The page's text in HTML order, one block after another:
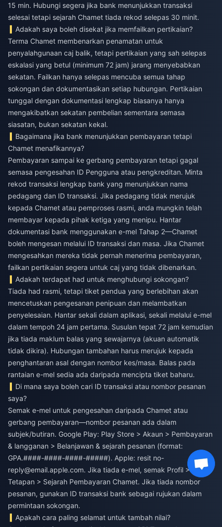
15 min. Hubungi segera jika bank menunjukkan transaksi
selesai tetapi sejarah Chamet tiada rekod selepas 30 minit.
Adakah saya boleh disekat jika memfailkan pertikaian?
Terma Chamet membenarkan penamatan untuk
penyalahgunaan caj balik, tetapi pertikaian yang sah selepas
eskalasi yang betul (minimum 72 jam) jarang menyebabkan
sekatan. Failkan hanya selepas mencuba semua tahap
sokongan dan dokumentasikan setiap hubungan. Pertikaian
tunggal dengan dokumentasi lengkap biasanya hanya
mengakibatkan sekatan pembelian sementara semasa
siasatan, bukan sekatan kekal.
Bagaimana jika bank menunjukkan pembayaran tetapi
Chamet menafikannya?
Pembayaran sampai ke gerbang pembayaran tetapi gagal
semasa pengesahan ID Pengguna atau pengkreditan. Minta
rekod transaksi lengkap bank yang menunjukkan nama
pedagang dan ID transaksi. Jika pedagang tidak merujuk
kepada Chamet atau pemproses rasmi, anda mungkin telah
membayar kepada pihak ketiga yang menipu. Hantar
dokumentasi bank menggunakan e-mel Tahap 2—Chamet
boleh mengesan melalui ID transaksi dan masa. Jika Chamet
mengesahkan mereka tidak pernah menerima pembayaran,
failkan pertikaian segera untuk caj yang tidak dibenarkan.
Adakah terdapat had untuk menghubungi sokongan?
Tiada had rasmi, tetapi tiket pendua yang berlebihan akan
mencetuskan pengesanan penipuan dan melambatkan
penyelesaian. Hantar sekali dalam aplikasi, sekali melalui e-mel
dalam tempoh 24 jam pertama. Susulan tepat 72 jam kemudian
jika tiada maklum balas yang sewajarnya (akuan automatik
tidak dikira). Hubungan tambahan harus merujuk kepada
penghantaran asal dengan nombor kes/masa. Balas pada
rantaian e-mel sedia ada daripada mencipta tiket baharu.
Di mana saya boleh cari ID transaksi atau nombor pesanan
saya?
Semak e-mel untuk pengesahan daripada Chamet atau
gerbang pembayaran—nombor pesanan ada dalam
subjek/butiran. Google Play: Play Store > Akaun > Pembayaran
& langganan > Belanjawan & sejarah pesanan (format:
GPA.####-####-####-#####). Apple: resit no-
reply@email.apple.com. Jika tiada e-mel, semak Profil >
Tetapan > Sejarah Pembayaran Chamet. Jika tiada nombor
pesanan, gunakan ID transaksi bank sebagai rujukan dalam
permintaan sokongan.
Apakah cara paling selamat untuk tambah nilai?